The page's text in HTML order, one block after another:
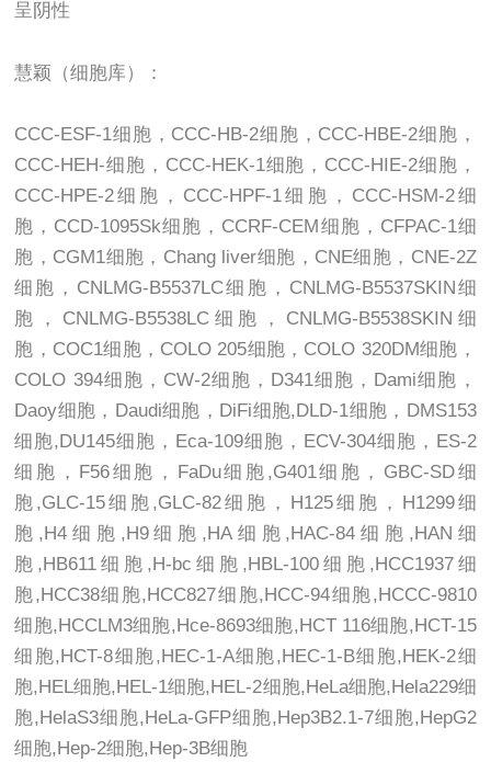
呈阴性
慧颖（细胞库）：
CCC-ESF-1细胞，CCC-HB-2细胞，CCC-HBE-2细胞，
CCC-HEH-细胞，CCC-HEK-1细胞，CCC-HIE-2细胞，
CCC-HPE-2细胞，CCC-HPF-1细胞，CCC-HSM-2细
胞，CCD-1095Sk细胞，CCRF-CEM细胞，CFPAC-1细
胞，CGM1细胞，Chang liver细胞，CNE细胞，CNE-2Z
细胞，CNLMG-B5537LC细胞，CNLMG-B5537SKIN细
胞，CNLMG-B5538LC细胞，CNLMG-B5538SKIN细
胞，COC1细胞，COLO 205细胞，COLO 320DM细胞，
COLO 394细胞，CW-2细胞，D341细胞，Dami细胞，
Daoy细胞，Daudi细胞，DiFi细胞,DLD-1细胞，DMS153
细胞,DU145细胞，Eca-109细胞，ECV-304细胞，ES-2
细胞，F56细胞，FaDu细胞,G401细胞，GBC-SD细
胞,GLC-15细胞,GLC-82细胞，H125细胞，H1299细
胞,H4细胞,H9细胞,HA细胞,HAC-84细胞,HAN细
胞,HB611细胞,H-bc细胞,HBL-100细胞,HCC1937细
胞,HCC38细胞,HCC827细胞,HCC-94细胞,HCCC-9810
细胞,HCCLM3细胞,Hce-8693细胞,HCT 116细胞,HCT-15
细胞,HCT-8细胞,HEC-1-A细胞,HEC-1-B细胞,HEK-2细
胞,HEL细胞,HEL-1细胞,HEL-2细胞,HeLa细胞,Hela229细
胞,HelaS3细胞,HeLa-GFP细胞,Hep3B2.1-7细胞,HepG2
细胞,Hep-2细胞,Hep-3B细胞